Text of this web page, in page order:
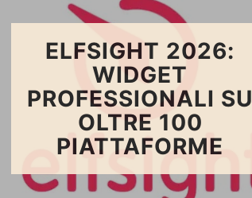
ELFSIGHT 2026:
WIDGET
PROFESSIONALI SU
OLTRE 100
PIATTAFORME